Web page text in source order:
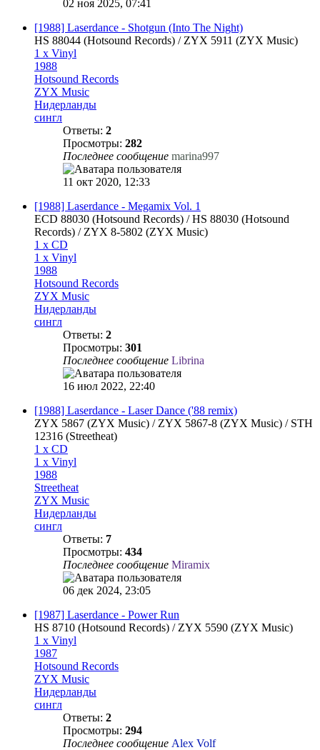
02 ноя 2025, 07:41
[1988] Laserdance - Shotgun (Into The Night)
HS 88044 (Hotsound Records) / ZYX 5911 (ZYX Music)
1 x Vinyl
1988
Hotsound Records
ZYX Music
Нидерланды
сингл
Ответы: 2
Просмотры: 282
Последнее сообщение marina997
11 окт 2020, 12:33
[1988] Laserdance - Megamix Vol. 1
ECD 88030 (Hotsound Records) / HS 88030 (Hotsound
Records) / ZYX 8-5802 (ZYX Music)
1 x CD
1 x Vinyl
1988
Hotsound Records
ZYX Music
Нидерланды
сингл
Ответы: 2
Просмотры: 301
Последнее сообщение Librina
16 июл 2022, 22:40
[1988] Laserdance - Laser Dance ('88 remix)
ZYX 5867 (ZYX Music) / ZYX 5867-8 (ZYX Music) / STH
12316 (Streetheat)
1 x CD
1 x Vinyl
1988
Streetheat
ZYX Music
Нидерланды
сингл
Ответы: 7
Просмотры: 434
Последнее сообщение Miramix
06 дек 2024, 23:05
[1987] Laserdance - Power Run
HS 8710 (Hotsound Records) / ZYX 5590 (ZYX Music)
1 x Vinyl
1987
Hotsound Records
ZYX Music
Нидерланды
сингл
Ответы: 2
Просмотры: 294
Последнее сообщение Alex Volf